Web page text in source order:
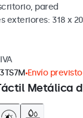
pared
exteriores: 318 x
Metálica
Envío previsto